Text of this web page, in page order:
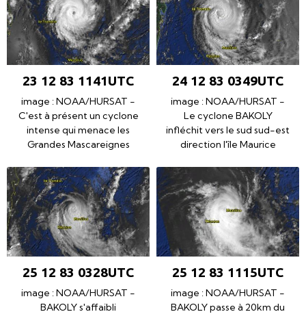
23 12 83 1141UTC
image : NOAA/HURSAT -
C'est à présent un cyclone
intense qui menace les
Grandes Mascareignes
24 12 83 0349UTC
image : NOAA/HURSAT -
Le cyclone BAKOLY
infléchit vers le sud sud-est
direction l'île Maurice
25 12 83 0328UTC
image : NOAA/HURSAT -
BAKOLY s'affaibli
25 12 83 1115UTC
image : NOAA/HURSAT -
BAKOLY passe à 20km du